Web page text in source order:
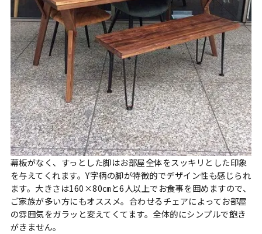
幕板がなく、すっとした脚はお部屋全体をスッキリとした印象
を与えてくれます。Y字柄の脚が特徴的でデザイン性も感じられ
ます。大きさは160×80㎝と6人以上でお食事を囲めますので、
ご家族が多い方にもオススメ。合わせるチェアによってお部屋
の雰囲気をガラッと変えてくてます。全体的にシンプルで飽き
がきません。